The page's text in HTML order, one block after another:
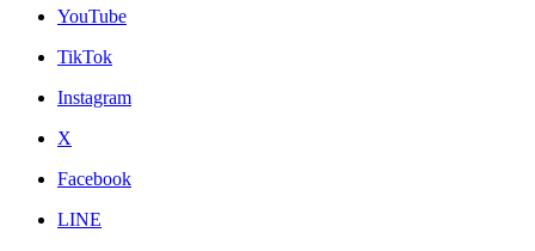
YouTube
TikTok
Instagram
X
Facebook
LINE